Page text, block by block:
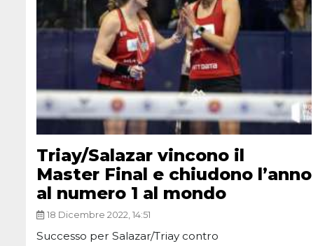
Triay/Salazar vincono il
Master Final e chiudono l’anno
al numero 1 al mondo
18 Dicembre 2022, 14:51
Successo per Salazar/Triay contro